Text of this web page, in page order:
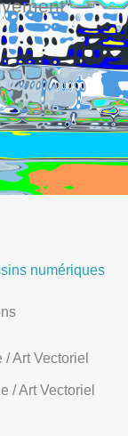
numériques
/ Art Vectoriel
/ Art Vectoriel